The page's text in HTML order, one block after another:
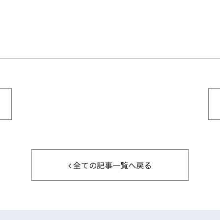
全ての記事一覧へ戻る